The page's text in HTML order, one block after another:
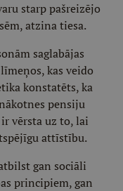
starp pašreizējo
atzina tiesa.
saglabājas
kas veido
konstatēts, ka
pensiju
vērsta uz to, lai
attīstību.
gan sociāli
principiem, gan